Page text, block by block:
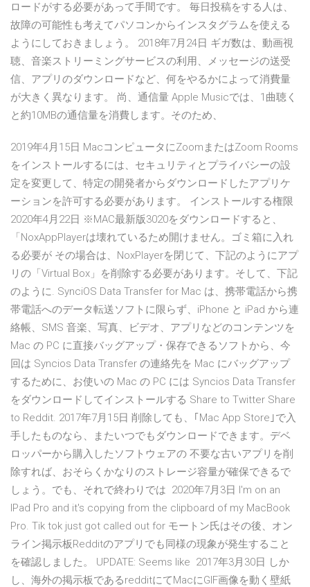
ロードがする必要があって手間です。 毎日投稿をする人は、
故障の可能性も考えてパソコンからインスタグラムを使える
ようにしておきましょう。 2018年7月24日 ギガ数は、動画視
聴、音楽ストリーミングサービスの利用、メッセージの送受
信、アプリのダウンロードなど、何をやるかによって消費量
が大きく異なります。 尚、通信量 Apple Musicでは、1曲聴く
と約10MBの通信量を消費します。そのため、
2019年4月15日 MacコンピュータにZoomまたはZoom Rooms
をインストールするには、セキュリティとプライバシーの設
定を変更して、特定の開発者からダウンロードしたアプリケ
ーションを許可する必要があります。 インストールする権限
2020年4月22日 ※MAC最新版3020をダウンロードすると、
「NoxAppPlayerは壊れているため開けません。ゴミ箱に入れ
る必要が その場合は、NoxPlayerを閉じて、下記のようにアプ
リの「Virtual Box」を削除する必要があります。そして、下記
のように. SynciOS Data Transfer for Mac は、携帯電話から携
帯電話へのデータ転送ソフトに限らず、iPhone と iPad から連
絡帳、SMS 音楽、写真、ビデオ、アプリなどのコンテンツを
Mac の PC に直接バッグアップ・保存できるソフトから、今
回は Syncios Data Transfer の連絡先を Mac にバッグアップ
するために、お使いの Mac の PC には Syncios Data Transfer
をダウンロードしてインストールする Share to Twitter Share
to Reddit. 2017年7月15日 削除しても、｢Mac App Store｣で入
手したものなら、またいつでもダウンロードできます。デベ
ロッパーから購入したソフトウェアの 不要な古いアプリを削
除すれば、おそらくかなりのストレージ容量が確保できるで
しょう。でも、それで終わりでは 2020年7月3日 I'm on an
IPad Pro and it's copying from the clipboard of my MacBook
Pro. Tik tok just got called out for モートン氏はその後、オン
ライン掲示板Redditのアプリでも同様の現象が発生すること
を確認しました。 UPDATE: Seems like 2017年3月30日 しか
し、海外の掲示板であるredditにてMacにGIF画像を動く壁紙